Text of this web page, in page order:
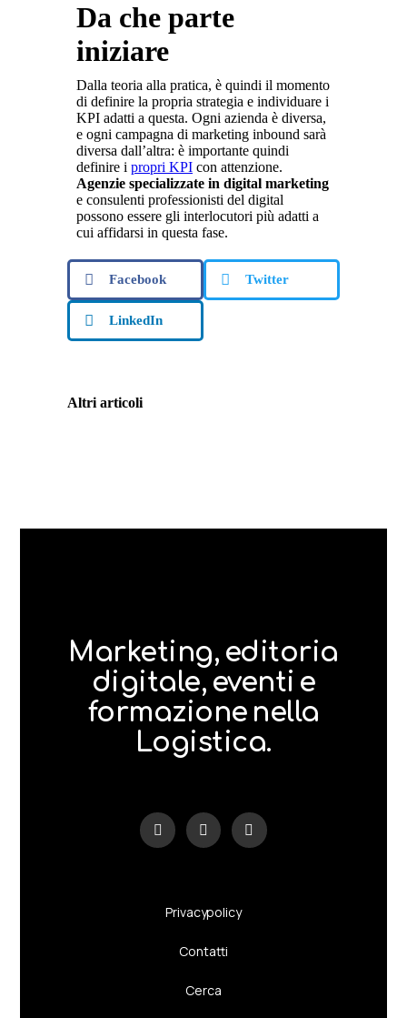
Da che parte
iniziare
Dalla teoria alla pratica, è quindi il momento
di definire la propria strategia e individuare i
KPI adatti a questa. Ogni azienda è diversa,
e ogni campagna di marketing inbound sarà
diversa dall’altra: è importante quindi
definire i propri KPI con attenzione.
Agenzie specializzate in digital marketing
e consulenti professionisti del digital
possono essere gli interlocutori più adatti a
cui affidarsi in questa fase.
Facebook Twitter
LinkedIn
Altri articoli
Marketing, editoria
digitale, eventi e
formazione nella
Logistica.
Privacy policy
Contatti
Cerca